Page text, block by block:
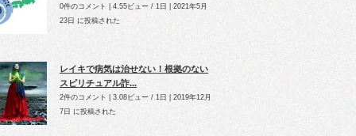
0件のコメント 4.55ビュー / 1日
2021年5月
23日 に投稿された
レイキで病気は治せない！根拠のない
スピリチュアル詐...
2件のコメント 3.08ビュー / 1日
2019年12月
7日 に投稿された